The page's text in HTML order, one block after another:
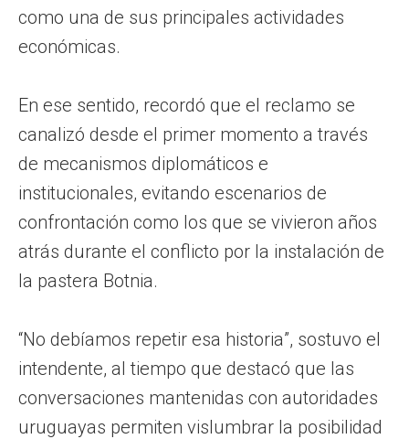
como una de sus principales actividades
económicas.
En ese sentido, recordó que el reclamo se
canalizó desde el primer momento a través
de mecanismos diplomáticos e
institucionales, evitando escenarios de
confrontación como los que se vivieron años
atrás durante el conflicto por la instalación de
la pastera Botnia.
“No debíamos repetir esa historia”, sostuvo el
intendente, al tiempo que destacó que las
conversaciones mantenidas con autoridades
uruguayas permiten vislumbrar la posibilidad